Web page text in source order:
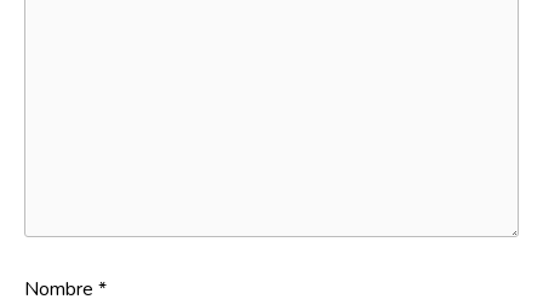
Nombre *